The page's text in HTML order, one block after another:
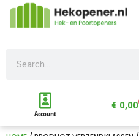
Account
€ 0,00